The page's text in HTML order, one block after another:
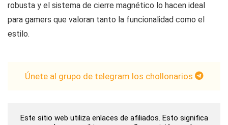
robusta y el sistema de cierre magnético lo hacen ideal
para gamers que valoran tanto la funcionalidad como el
estilo.
Únete al grupo de telegram los chollonarios
Este sitio web utiliza enlaces de afiliados. Esto significa